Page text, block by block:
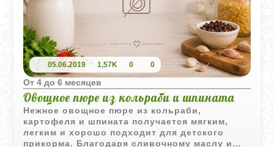
05.06.2019 1,57K 0 0
Oт 4 до 6 месяцев
Овощное пюре из кольраби и шпината
Нежное овощное пюре из кольраби,
картофеля и шпината получается мягким,
легким и хорошо подходит для детского
прикорма. Благодаря сливочному маслу и